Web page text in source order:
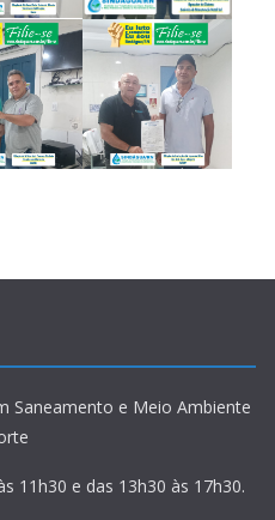
Saneamento e Meio Ambiente
11h30 e das 13h30 às 17h30.